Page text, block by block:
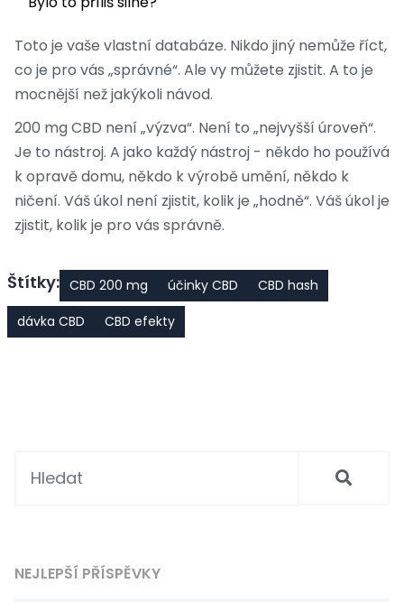
Toto je vaše vlastní databáze. Nikdo jiný nemůže říct,
co je pro vás „správné“. Ale vy můžete zjistit. A to je
mocnější než jakýkoli návod.
200 mg CBD není „výzva“. Není to „nejvyšší úroveň“.
Je to nástroj. A jako každý nástroj - někdo ho používá
k opravě domu, někdo k výrobě umění, někdo k
ničení. Váš úkol není zjistit, kolik je „hodně“. Váš úkol je
zjistit, kolik je pro vás správně.
Štítky: CBD 200 mg účinky CBD
CBD hash
dávka CBD
CBD efekty
NEJLEPŠÍ PŘÍSPĚVKY